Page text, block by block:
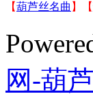
【葫芦丝名曲 】【
网-葫